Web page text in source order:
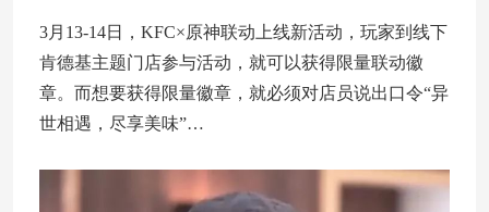
3月13-14日，KFC×原神联动上线新活动，玩家到线下
肯德基主题门店参与活动，就可以获得限量联动徽
章。而想要获得限量徽章，就必须对店员说出口令“异
世相遇，尽享美味”…